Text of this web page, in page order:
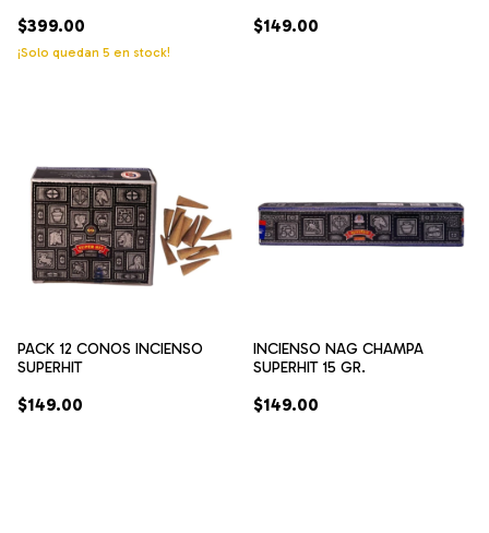
$399.00
¡Solo quedan 5 en stock!
$149.00
PACK 12 CONOS INCIENSO
SUPERHIT
$149.00
INCIENSO NAG CHAMPA
SUPERHIT 15 GR.
$149.00